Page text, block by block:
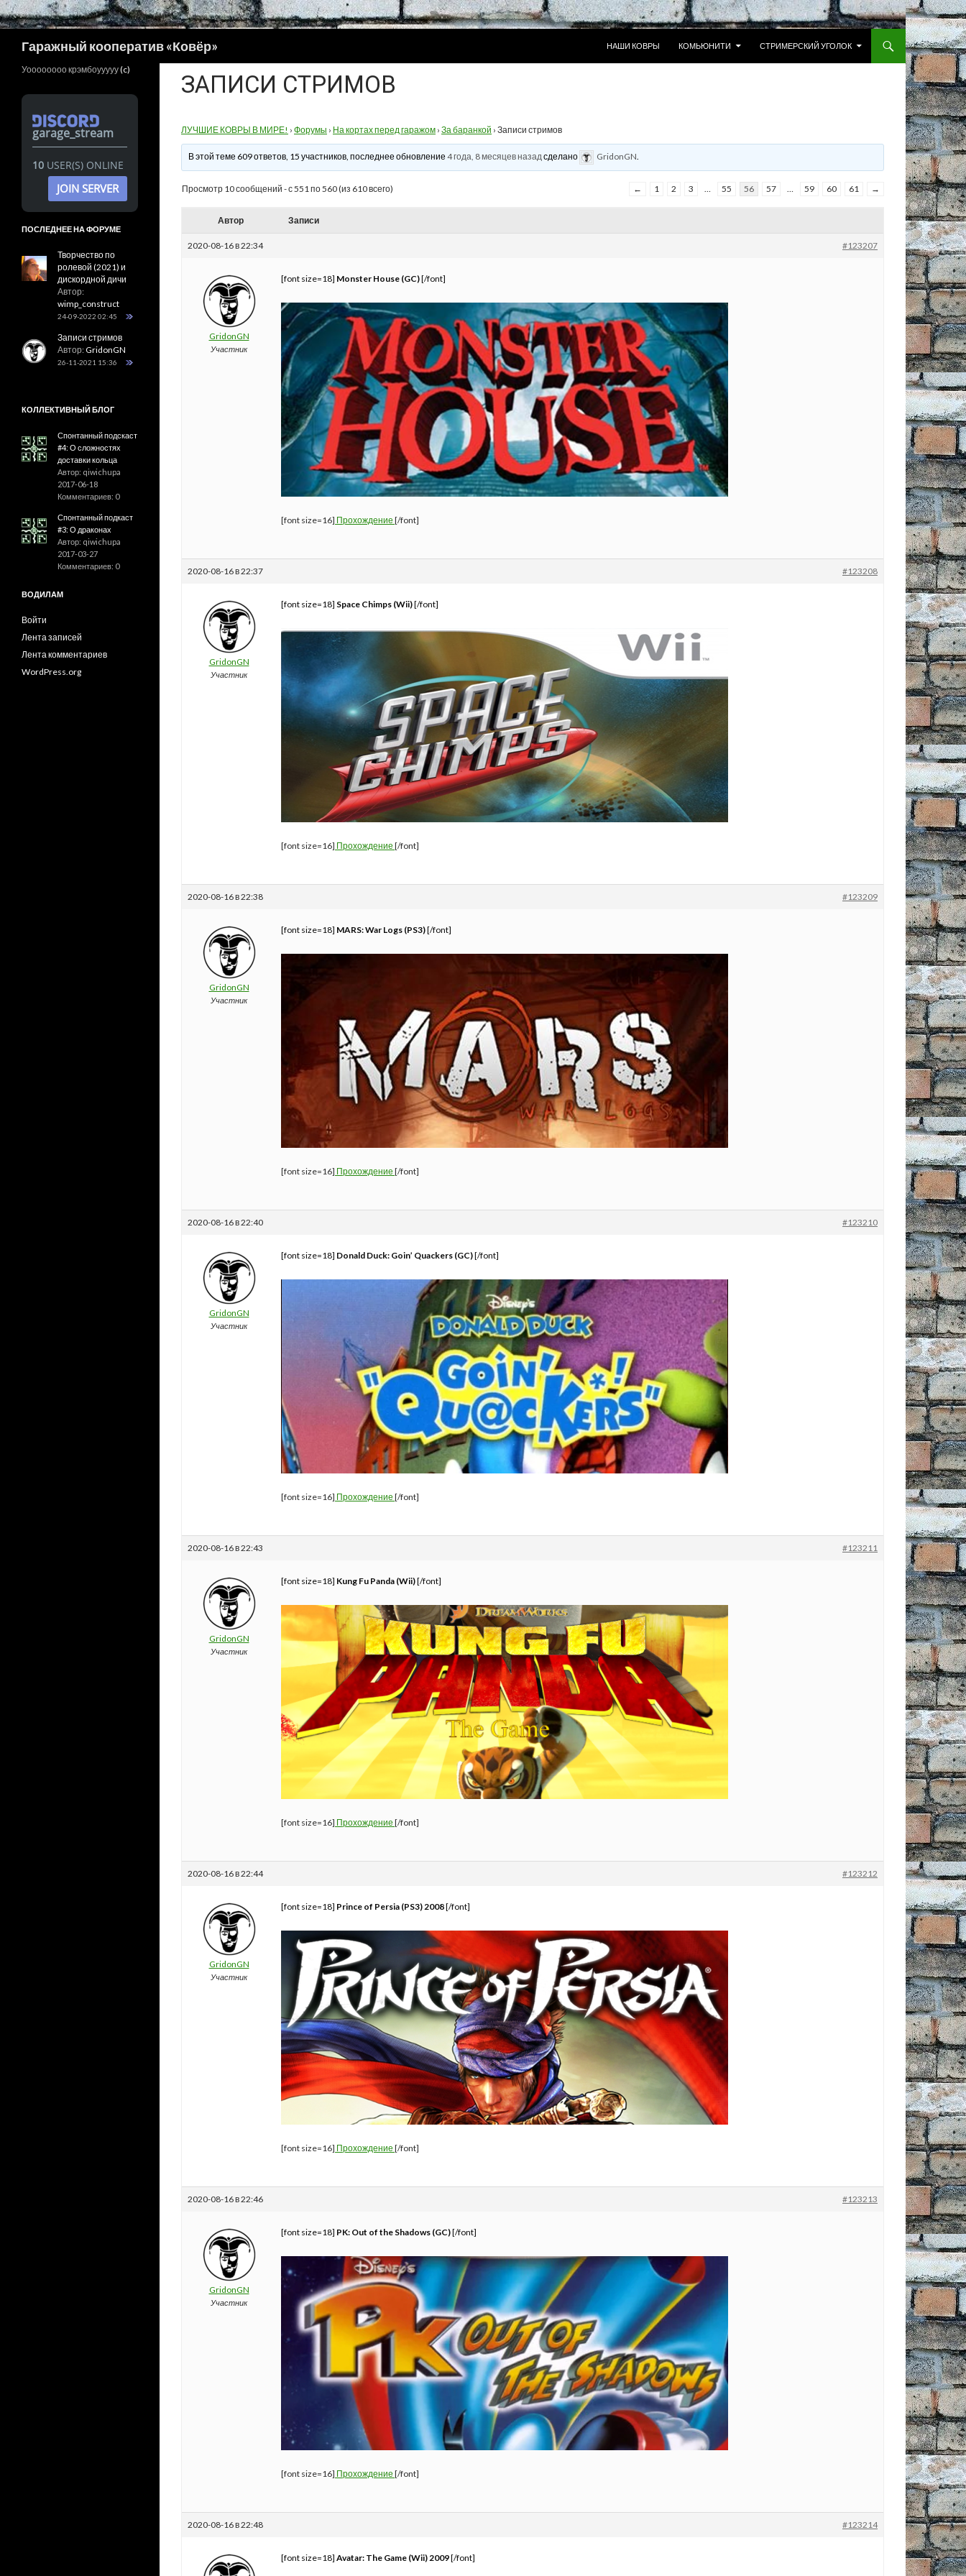
Гаражный кооператив «Ковёр»
НАШИ КОВРЫ
КОМЬЮНИТИ СТРИМЕРСКИЙ УГОЛОК
ЗАПИСИ СТРИМОВ
ЛУЧШИЕ КОВРЫ В МИРЕ! › Форумы › На кортах перед гаражом › За баранкой › Записи стримов
В этой теме 609 ответов, 15 участников, последнее обновление4 года, 8 месяцев назадсделано GridonGN.
Просмотр 10 сообщений - с 551 по 560 (из 610 всего) ← 1 2 3 … 55 56 57 … 59 60 61 →
Автор Записи
2020-08-16 в 22:34 #123207
GridonGN
Участник
[font size=18] Monster House (GC)[/font]
[font size=16] Прохождение [/font]
2020-08-16 в 22:37 #123208
GridonGN
Участник
[font size=18] Space Chimps (Wii)[/font]
[font size=16] Прохождение [/font]
2020-08-16 в 22:38 #123209
GridonGN
Участник
[font size=18] MARS: War Logs (PS3)[/font]
[font size=16] Прохождение [/font]
2020-08-16 в 22:40 #123210
GridonGN
Участник
[font size=18] Donald Duck: Goin’ Quackers (GC)[/font]
[font size=16] Прохождение [/font]
2020-08-16 в 22:43 #123211
GridonGN
Участник
[font size=18] Kung Fu Panda (Wii)[/font]
[font size=16] Прохождение [/font]
2020-08-16 в 22:44 #123212
GridonGN
Участник
[font size=18] Prince of Persia (PS3) 2008[/font]
[font size=16] Прохождение [/font]
2020-08-16 в 22:46 #123213
GridonGN
Участник
[font size=18] PK: Out of the Shadows (GC)[/font]
[font size=16] Прохождение [/font]
2020-08-16 в 22:48 #123214
[font size=18] Avatar: The Game (Wii) 2009[/font]
Уоооооооо крэмбоууууу(c)
garage_stream
10 USER(S) ONLINE
JOIN SERVER
ПОСЛЕДНЕЕ НА ФОРУМЕ
Творчество по
ролевой (2021) и
дискордной дичи
Автор:
wimp_construct
24-09-2022 02:45
Записи стримов
Автор:GridonGN
26-11-2021 15:36
КОЛЛЕКТИВНЫЙ БЛОГ
Спонтанный подскаст
#4: О сложностях
доставки кольца
Автор: qiwichupa
2017-06-18
Комментариев: 0
Спонтанный подкаст
#3: О драконах
Автор: qiwichupa
2017-03-27
Комментариев: 0
ВОДИЛАМ
Войти
Лента записей
Лента комментариев
WordPress.org